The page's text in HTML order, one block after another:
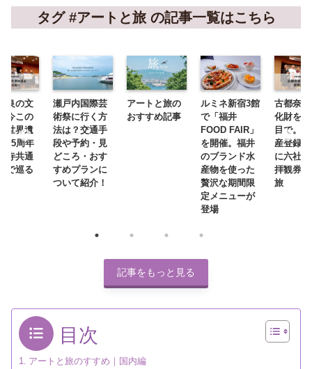
タグ #アートと旅 の記事一覧はこちら
良の文
今この
世界遺
25周年
寺共通
で巡る
瀬戸内国際芸
術祭に行く方
法は？交通手
段や予約・見
どころ・おす
すめプランに
ついて紹介！
アートと旅の
おすすめ記事
ルミネ新宿3館
で「福井
FOOD FAIR」
を開催。福井
のブランド水
産物を使った
贅沢な期間限
定メニューが
登場
古都奈
化財を
目で。
産登録
に六社
拝観券
旅
記事をもっと見る
目次
アートと旅のすすめ｜国内編